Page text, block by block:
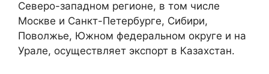
Северо-западном регионе, в том числе
Москве и Санкт-Петербурге, Сибири,
Поволжье, Южном федеральном округе и на
Урале, осуществляет экспорт в Казахстан.